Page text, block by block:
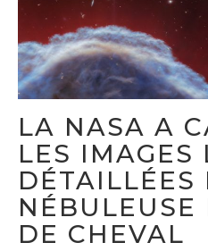
LA NASA A
LES IMAGES
DÉTAILLÉES
NÉBULEUSE
DE CHEVAL